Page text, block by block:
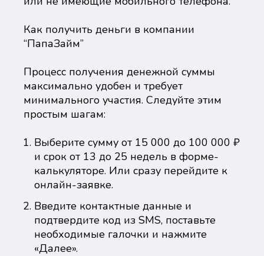
Как получить деньги в компании
“ПапаЗайм”
Процесс получения денежной суммы
максимально удобен и требует
минимального участия. Следуйте этим
простым шагам:
Выберите сумму от 15 000 до 100 000 ₽
и срок от 13 до 25 недель в форме-
калькуляторе. Или сразу перейдите к
онлайн-заявке.
Введите контактные данные и
подтвердите код из SMS, поставьте
необходимые галочки и нажмите
«Далее».